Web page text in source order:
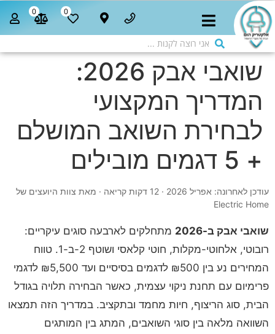
0
0
שואבי אבק 2026:
המדריך המקצועי
לבחירת השואב המושלם
+ 5 דגמים מובילים
עודכן לאחרונה: אפריל 2026
· 12 דקות קריאה · מאת צוות היועצים של
Electric Home
שואבי אבק ב-2026
מתחלקים לארבעה סוגים עיקריים:
רובוטי, אלחוטי-מקלות, חוטי קלאסי ושוטף 2-ב-1. טווח
המחירים נע בין ₪500 לדגמים בסיסיים ועד ₪5,500 לדגמי
פרימיום עם תחנת ניקוי עצמית, כאשר הבחירה תלויה בגודל
הבית, סוג הריצוף, חיות מחמד ובתקציב. במדריך הזה תמצאו
השוואה מלאה בין סוגי השואבים, המתג בין המותגים